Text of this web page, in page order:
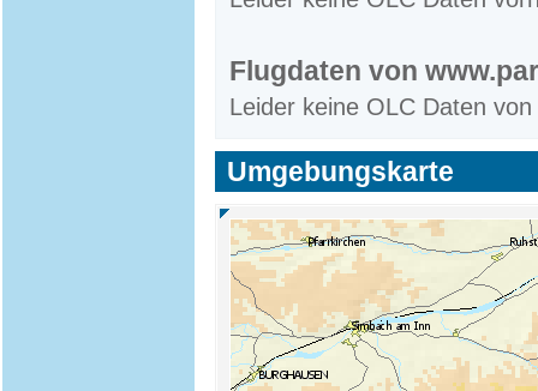
Flugdaten von
Leider keine OLC Daten
Umgebungskarte